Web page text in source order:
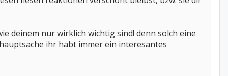
deinem nur wirklich wichtig sind! denn solch eine
ihr habt immer ein interesantes